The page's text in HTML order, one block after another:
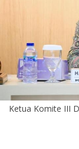
Ketua Komite III